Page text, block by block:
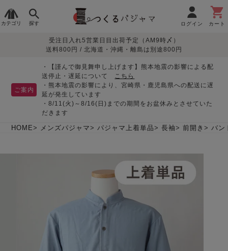
カテゴリ 探す ログイン カート
レディースパジャマ
メンズパジャマ
生地で
さがす
ガーゼ
目的別で
さがす
敏感肌用
パジャマ
入院・介護
胸が目立たない
そろえたい
眠れる作務衣特集
デザインで
さがす
前開き
夏パジャマ特集 つくるパジャマとは
よくあるご質問
受注日入れ5営業日目出荷予定（AM9時〆）
送料800円 / 北海道・沖縄・離島は別途800円
ご案内
・【謹んで御見舞申し上げます】熊本地震の影響による配
送停止・遅延について こちら
・熊本地震の影響により、宮崎県・鹿児島県への配送に遅
延が発生しています
・8/11(火)～8/16(日)までの期間をお盆休みとさせていた
だきます
HOME メンズパジャマ パジャマ上着単品 長袖 前開き バン